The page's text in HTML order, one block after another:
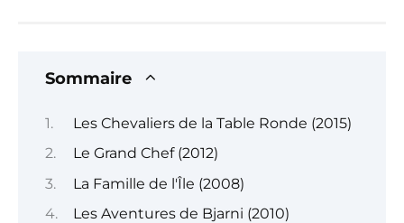
Sommaire
Les Chevaliers de la Table Ronde (2015)
Le Grand Chef (2012)
La Famille de l'Île (2008)
Les Aventures de Bjarni (2010)